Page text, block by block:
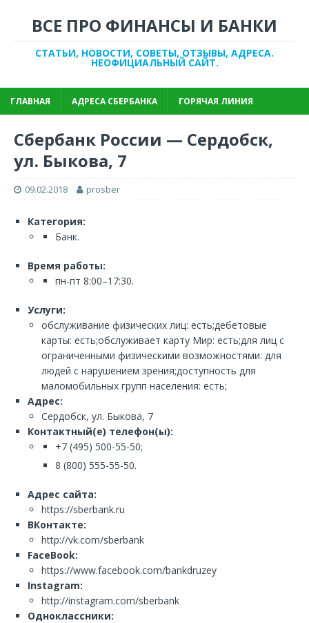
ВСЕ ПРО ФИНАНСЫ И БАНКИ
СТАТЬИ, НОВОСТИ, СОВЕТЫ, ОТЗЫВЫ, АДРЕСА.
НЕОФИЦИАЛЬНЫЙ САЙТ.
ГЛАВНАЯ АДРЕСА СБЕРБАНКА ГОРЯЧАЯ ЛИНИЯ
Сбербанк России — Сердобск,
ул. Быкова, 7
09.02.2018 prosber
Категория:
Банк.
Время работы:
пн-пт 8:00–17:30.
Услуги:
обслуживание физических лиц: есть;дебетовые
карты: есть;обслуживает карту Мир: есть;для лиц с
ограниченными физическими возможностями: для
людей с нарушением зрения;доступность для
маломобильных групп населения: есть;
Адрес:
Сердобск, ул. Быкова, 7
Контактный(е) телефон(ы):
+7 (495) 500-55-50;
8 (800) 555-55-50.
Адрес сайта:
https://sberbank.ru
ВКонтакте:
http://vk.com/sberbank
FaceBook:
https://www.facebook.com/bankdruzey
Instagram:
http://instagram.com/sberbank
Одноклассники: